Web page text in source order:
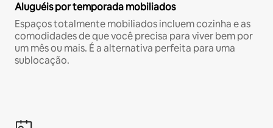
Aluguéis por temporada mobiliados
Espaços totalmente mobiliados incluem cozinha e as
comodidades de que você precisa para viver bem por
um mês ou mais. É a alternativa perfeita para uma
sublocação.